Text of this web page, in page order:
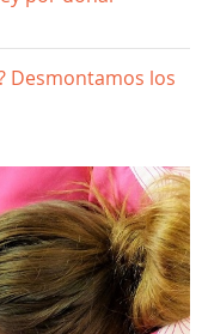
Desmontamos los